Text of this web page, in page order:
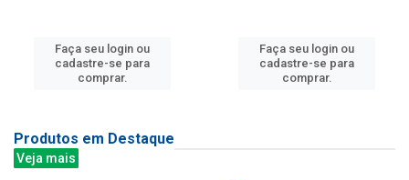
Faça seu login ou
cadastre-se para
comprar.
Faça seu login ou
cadastre-se para
comprar.
Produtos em Destaque
Veja mais